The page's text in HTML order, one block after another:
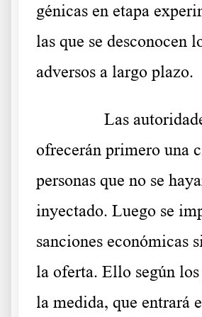
génicas en etapa
las que se desconocen
adversos a largo plazo.
Las
ofrecerán primero una
personas que no se
inyectado. Luego se
sanciones económicas
la oferta. Ello según los
la medida, que entrará